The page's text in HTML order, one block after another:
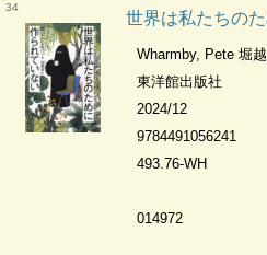
34
世界は私たちのために
Wharmby, Pete 堀
東洋館出版社
2024/12
9784491056241
493.76-WH
014972